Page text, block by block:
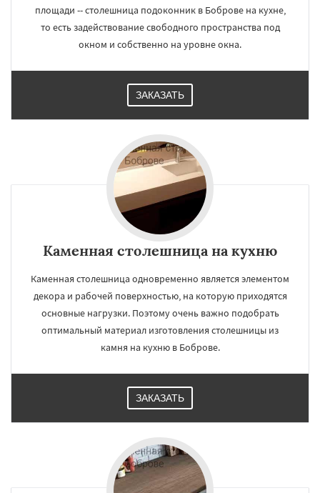
площади -- столешница подоконник в Боброве на кухне,
то есть задействование свободного пространства под
окном и собственно на уровне окна.
ЗАКАЗАТЬ
Каменная столешница на кухню
Каменная столешница одновременно является элементом
декора и рабочей поверхностью, на которую приходятся
основные нагрузки. Поэтому очень важно подобрать
оптимальный материал изготовления столешницы из
камня на кухню в Боброве.
ЗАКАЗАТЬ